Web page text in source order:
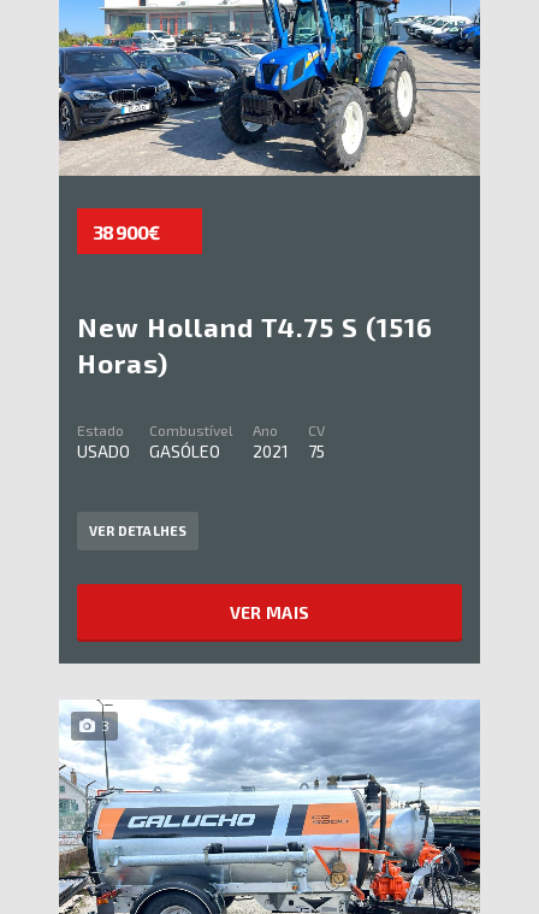
38 900€
New Holland T4.75 S (1516
Horas)
Estado
USADO
Combustível
GASÓLEO
Ano
2021
CV
75
VER DETALHES
VER MAIS
3